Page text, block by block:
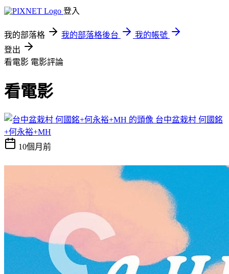
登入
我的部落格 我的部落格後台
我的帳號
登出
看電影 電影評論
看電影
台中盆栽村 何國銘
+何永裕+MH
10個月前